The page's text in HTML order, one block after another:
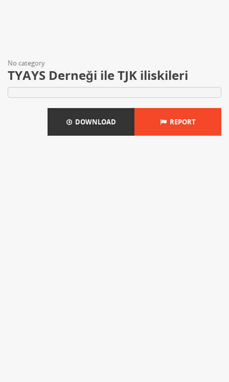
No category
TYAYS Derneği ile TJK iliskileri
DOWNLOAD REPORT